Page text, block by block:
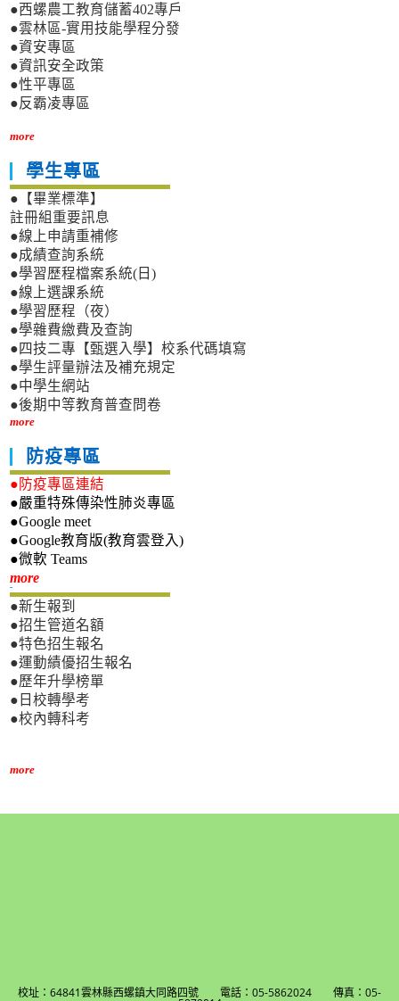
●西螺農工教育儲蓄402專戶
●雲林區-實用技能學程分發
●資安專區
●資訊安全政策
●性平專區
●反霸凌專區
more
學生專區
●【畢業標準】
註冊組重要訊息
●線上申請重補修
●成績查詢系統
●學習歷程檔案系統(日)
●線上選課系統
●學習歷程（夜）
●學雜費繳費及查詢
●四技二專【甄選入學】校系代碼填寫
●學生評量辦法及補充規定
●中學生網站
●後期中等教育普查問卷
more
防疫專區
●防疫專區連結
●嚴重特殊傳染性肺炎專區
●Google meet
●Google教育版(教育雲登入)
●微軟 Teams
more新生專區
●新生報到
●招生管道名額
●特色招生報名
●運動績優招生報名
●歷年升學榜單
●日校轉學考
●校內轉科考
more
校址：64841雲林縣西螺鎮大同路四號 電話：05-5862024 傳真：05-